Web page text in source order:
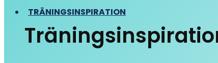
TRÄNINGSINSPIRATION